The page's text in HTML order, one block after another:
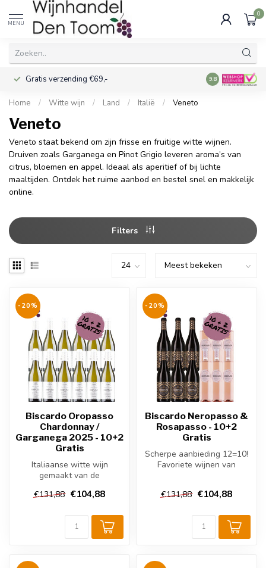
MENU
0
Gratis verzending €69,- Voor 16:00
9.8
Home / Witte wijn / Land / Italië / Veneto
Veneto
Veneto staat bekend om zijn frisse en fruitige witte wijnen.
Druiven zoals Garganega en Pinot Grigio leveren aroma’s van
citrus, bloemen en appel. Ideaal als aperitief of bij lichte
maaltijden. Ontdek het ruime aanbod en bestel snel en makkelijk
online.
Filters
-20%
Biscardo Oropasso
Chardonnay /
Garganega 2025 - 10+2
Gratis
Italiaanse witte wijn
gemaakt van de
druif. De wijnen kom...
€131,88 €104,88
-20%
Biscardo Neropasso &
Rosapasso - 10+2
Gratis
Scherpe aanbieding 12=10!
Favoriete wijnen van
€131,88 €104,88